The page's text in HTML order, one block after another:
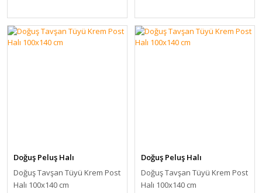
Doğuş Peluş Halı
Doğuş Tavşan Tüyü Krem Post
Halı 100x140 cm
Doğuş Peluş Halı
Doğuş Tavşan Tüyü Krem Post
Halı 100x140 cm